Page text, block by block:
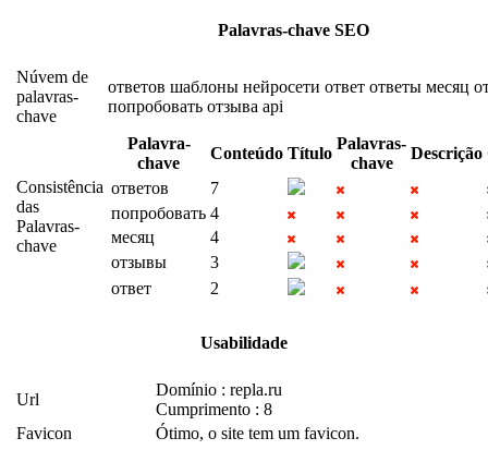
Palavras-chave SEO
Núvem de
palavras-
chave
ответов шаблоны нейросети ответ ответы месяц
попробовать отзыва api
Consistência
das
Palavras-
chave
Palavra-
chave
Conteúdo Título
Palavras-
chave
Descrição
ответов
7
попробовать 4
месяц
4
отзывы
3
ответ
2
Usabilidade
Url
Domínio : repla.ru
Cumprimento : 8
Favicon
Ótimo, o site tem um favicon.